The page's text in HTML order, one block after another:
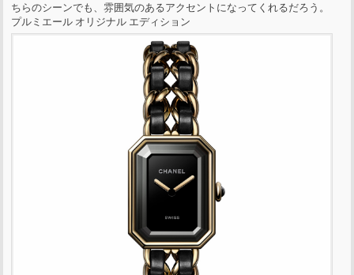
ちらのシーンでも、雰囲気のあるアクセントになってくれるだろう。
プルミエール オリジナル エディション